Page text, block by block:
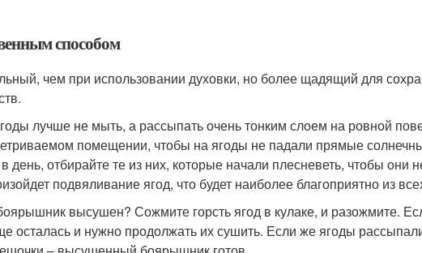
способом
чем при использовании духовки, но более щадящий для
лучше не мыть, а рассыпать очень тонким слоем на ровной
помещении, чтобы на ягоды не падали прямые
день, отбирайте те из них, которые начали плесневеть, чтобы они
подвяливание ягод, что будет наиболее благоприятно из
высушен? Сожмите горсть ягод в кулаке, и разожмите.
осталась и нужно продолжать их сушить. Если же ягоды